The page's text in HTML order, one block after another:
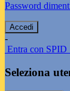
Password
-
Entra con SPID
Seleziona